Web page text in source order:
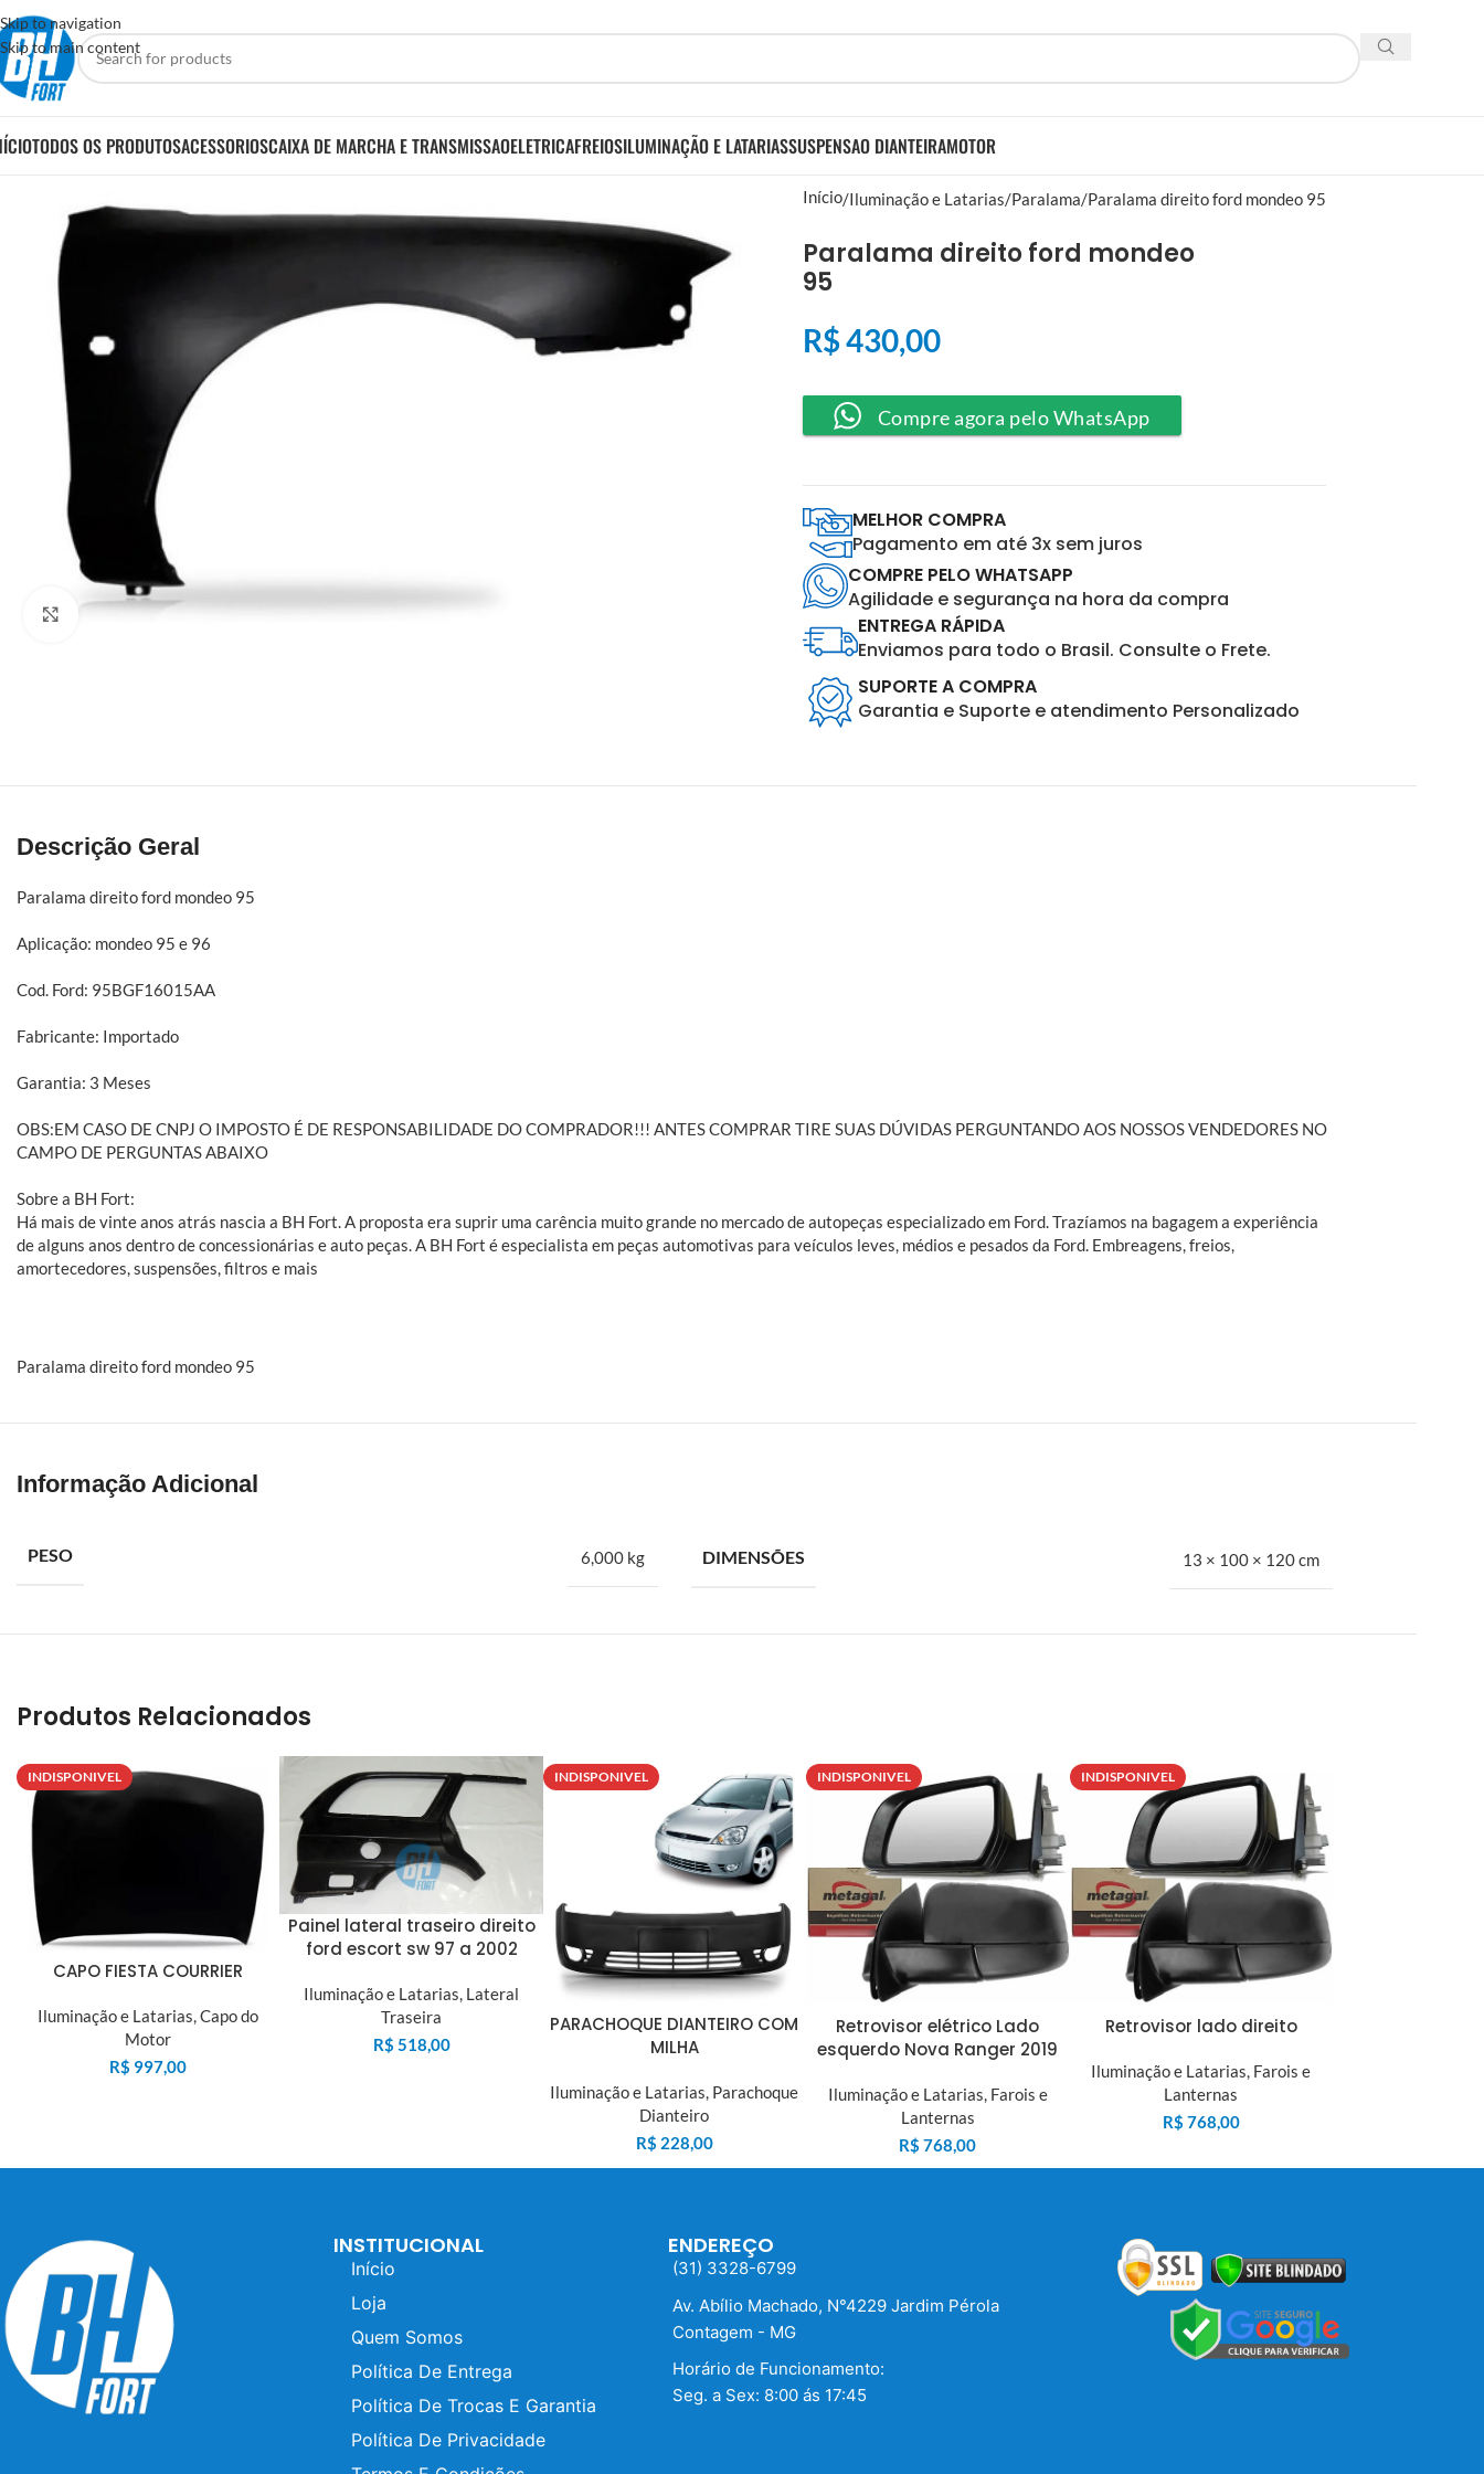
Skip to navigation
Skip to main content
TODOS OS PRODUTOSACESSORIOSCAIXA DE MARCHA E TRANSMISSAOELETRICAFREIOSILUMINAÇÃO E LATARIASSUSPENSAO DIANTEIRAMOTOR
Click to enlarge
Início Iluminação e Latarias Paralama Paralama direito ford mondeo 95
Paralama direito ford mondeo
95
R$430,00
Compre agora pelo WhatsApp
MELHOR COMPRA
Pagamento em até 3x sem juros
COMPRE PELO WHATSAPP
Agilidade e segurança na hora da compra
ENTREGA RÁPIDA
Enviamos para todo o Brasil. Consulte o Frete.
SUPORTE A COMPRA
Garantia e Suporte e atendimento Personalizado
Descrição Geral
Paralama direito ford mondeo 95
Aplicação: mondeo 95 e 96
Cod. Ford: 95BGF16015AA
Fabricante: Importado
Garantia: 3 Meses
OBS:EM CASO DE CNPJ O IMPOSTO É DE RESPONSABILIDADE DO COMPRADOR!!! ANTES COMPRAR TIRE SUAS DÚVIDAS PERGUNTANDO AOS NOSSOS VENDEDORES NO
CAMPO DE PERGUNTAS ABAIXO
Sobre a BH Fort:
Há mais de vinte anos atrás nascia a BH Fort. A proposta era suprir uma carência muito grande no mercado de autopeças especializado em Ford. Trazíamos na bagagem a experiência
de alguns anos dentro de concessionárias e auto peças. A BH Fort é especialista em peças automotivas para veículos leves, médios e pesados da Ford. Embreagens, freios,
amortecedores, suspensões, filtros e mais
Paralama direito ford mondeo 95
Informação Adicional
PESO 6,000 kg DIMENSÕES 13 × 100 × 120 cm
Produtos Relacionados
INDISPONIVEL
CAPO FIESTA COURRIER
Iluminação e Latarias,Capo do
Motor
R$ 997,00
Painel lateral traseiro direito
ford escort sw 97 a 2002
Iluminação e Latarias, Lateral
Traseira
R$ 518,00
INDISPONIVEL
PARACHOQUE DIANTEIRO COM
MILHA
Iluminação e Latarias, Parachoque
Dianteiro
R$ 228,00
INDISPONIVEL
Retrovisor elétrico Lado
esquerdo Nova Ranger 2019
Iluminação e Latarias, Farois e
Lanternas
R$ 768,00
INDISPONIVEL
Retrovisor lado direito
Iluminação e Latarias, Farois e
Lanternas
R$ 768,00
INSTITUCIONAL
Início
Loja
Quem Somos
Política De Entrega
Política De Trocas E Garantia
Política De Privacidade
ENDEREÇO
(31) 3328-6799
Av. Abílio Machado, N°4229 Jardim Pérola
Contagem - MG
Horário de Funcionamento:
Seg. a Sex: 8:00 ás 17:45